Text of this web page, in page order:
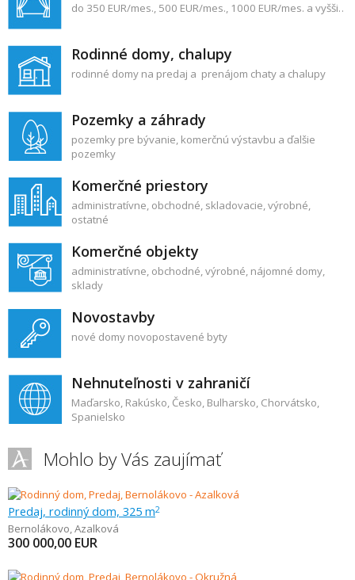
do 350 EUR/mes., 500 EUR/mes., 1000 EUR/mes. a vyššie
Rodinné domy, chalupy
rodinné domy na predaj a prenájom chaty a chalupy
Pozemky a záhrady
pozemky pre bývanie, komerčnú výstavbu a ďalšie
pozemky
Komerčné priestory
administratívne, obchodné, skladovacie,výrobné,
ostatné
Komerčné objekty
administratívne, obchodné,výrobné, nájomné domy,
sklady
Novostavby
nové domy novopostavené byty
Nehnuteľnosti v zahraničí
Maďarsko, Rakúsko, Česko, Bulharsko, Chorvátsko,
Spanielsko
Mohlo by Vás zaujímať
Predaj, rodinný dom, 325 m2
Bernolákovo,Azalková
300 000,00 EUR